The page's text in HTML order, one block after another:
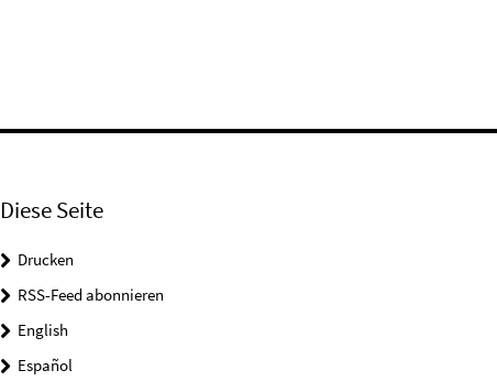
Diese Seite
Drucken
RSS-Feed abonnieren
English
Español